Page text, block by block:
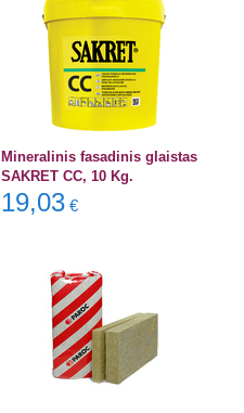
Mineralinis fasadinis glaistas
SAKRET CC, 10 Kg.
19,03 €